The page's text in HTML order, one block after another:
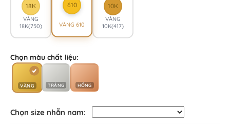
18K
VÀNG
18K(750)
610
VÀNG 610
10K
VÀNG
10K(417)
Chọn màu chất liệu:
VÀNG TRẮNG HỒNG
Chọn size nhẫn nam: